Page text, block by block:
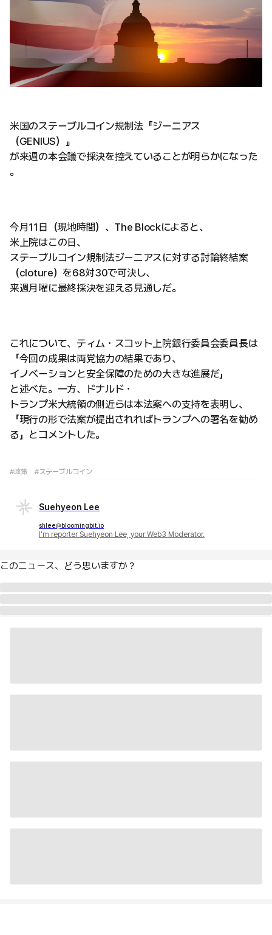
米国のステーブルコイン規制法『ジーニアス
（GENIUS）』
が来週の本会議で採決を控えていることが明らかになった
。
今月11日（現地時間）、The Blockによると、
米上院はこの日、
ステーブルコイン規制法ジーニアスに対する討論終結案
（cloture）を68対30で可決し、
来週月曜に最終採決を迎える見通しだ。
これについて、ティム・スコット上院銀行委員会委員長は
「今回の成果は両党協力の結果であり、
イノベーションと安全保障のための大きな進展だ」
と述べた。一方、ドナルド・
トランプ米大統領の側近らは本法案への支持を表明し、
「現行の形で法案が提出されればトランプへの署名を勧め
る」とコメントした。
#政策 #ステーブルコイン
Suehyeon Lee
shlee@bloomingbit.io
I'm reporter Suehyeon Lee, your Web3 Moderator.
このニュース、どう思いますか？